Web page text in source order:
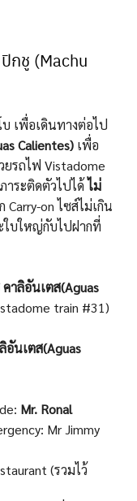
กชู (Machu
เพื่อเดินทางต่อไป
Calientes) เพื่อ
รถไฟ Vistadome
าระติดตัวไปได้ไม่
Carry-on ไซส์ไม่เกิน
ใบใหญ่กับไปฝากที่
าลิอันเตส(Aguas
train #31)
อันเตส(Aguas
Mr. Ronal
Mr Jimmy
(รวมไว้